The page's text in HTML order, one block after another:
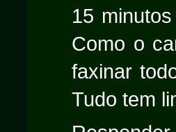
15
Como o
faxinar
Tudo tem